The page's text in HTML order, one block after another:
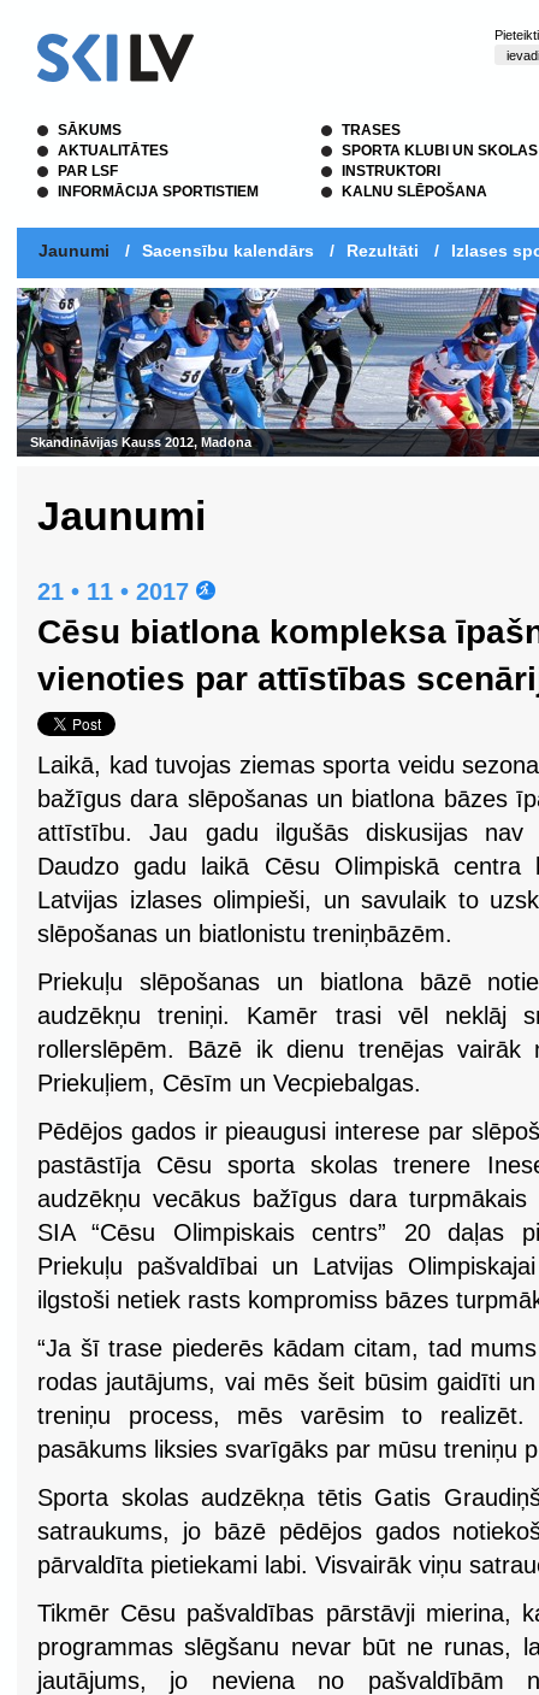
SĀKUMS
AKTUALITĀTES
PAR LSF
INFORMĀCIJA SPORTISTIEM
TRASES
SPORTA KLUBI UN SKOLAS
INSTRUKTORI
KALNU SLĒPOŠANA
Jaunumi / Sacensību kalendārs / Rezultāti / Izlases
Skandināvijas Kauss 2012, Madona
Jaunumi
21 • 11 • 2017
Cēsu biatlona kompleksa
vienoties par attīstības
Laikā, kad tuvojas ziemas sporta veidu
bažīgus dara slēpošanas un biatlona bāzes
attīstību. Jau gadu ilgušās diskusijas nav
Daudzo gadu laikā Cēsu Olimpiskā centra
Latvijas izlases olimpieši, un savulaik to
slēpošanas un biatlonistu treniņbāzēm.
Priekuļu slēpošanas un biatlona bāzē
audzēkņu treniņi. Kamēr trasi vēl neklāj
rollerslēpēm. Bāzē ik dienu trenējas
Priekuļiem, Cēsīm un Vecpiebalgas.
Pēdējos gados ir pieaugusi interese par
pastāstīja Cēsu sporta skolas trenere
audzēkņu vecākus bažīgus dara
SIA “Cēsu Olimpiskais centrs” 20 daļas
Priekuļu pašvaldībai un Latvijas
ilgstoši netiek rasts kompromiss bāzes
“Ja šī trase piederēs kādam citam, tad
rodas jautājums, vai mēs šeit būsim gaidīti
treniņu process, mēs varēsim to
pasākums liksies svarīgāks par mūsu treniņu
Sporta skolas audzēkņa tētis Gatis
satraukums, jo bāzē pēdējos gados
pārvaldīta pietiekami labi. Visvairāk viņu
Tikmēr Cēsu pašvaldības pārstāvji mierina,
programmas slēgšanu nevar būt ne runas,
jautājums, jo neviena no pašvaldībām